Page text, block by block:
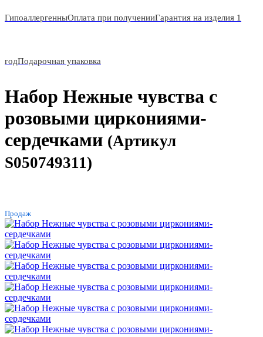
ГипоаллергенныОплата при полученииГарантия на изделия 1
годПодарочная упаковка
Набор Нежные чувства с
розовыми циркониями-
сердечками (Артикул
S050749311)
Продаж